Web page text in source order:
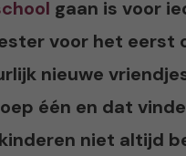
gaan is voor
voor het
nieuwe
één en dat
niet altijd